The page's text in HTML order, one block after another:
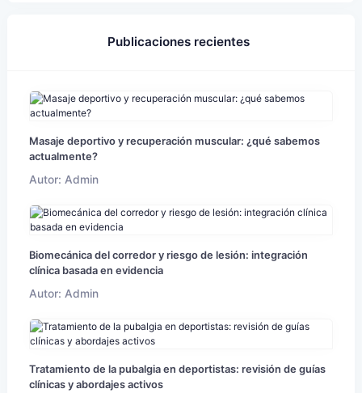
Publicaciones recientes
Masaje deportivo y recuperación muscular: ¿qué sabemos
actualmente?
Autor: Admin
Biomecánica del corredor y riesgo de lesión: integración
clínica basada en evidencia
Autor: Admin
Tratamiento de la pubalgia en deportistas: revisión de guías
clínicas y abordajes activos